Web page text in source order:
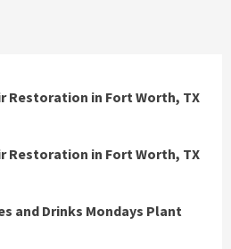
Restoration in Fort Worth, TX
Restoration in Fort Worth, TX
and Drinks Mondays Plant